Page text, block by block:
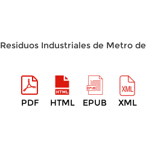
Industriales de Metro de
PDF HTML EPUB XML